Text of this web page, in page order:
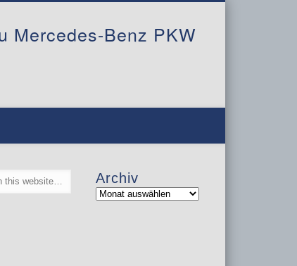
Mercedes-Benz PKW
Archiv
Archiv